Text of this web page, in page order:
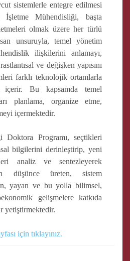
sistemlerle entegre edilmesi
İşletme Mühendisliği, başta
olmak üzere her türlü
unsuruyla, temel yönetim
ilişkilerini anlamayı,
ve değişken yapısını
farklı teknolojik ortamlarla
içerir. Bu kapsamda temel
planlama, organize etme,
içermektedir.
Doktora Programı, seçtikleri
bilgilerini derinleştirip, yeni
analiz ve sentezleyerek
düşünce üreten, sistem
yayan ve bu yolla bilimsel,
gelişmelere katkıda
yetiştirmektedir.
için tıklayınız.